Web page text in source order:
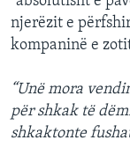
njerëzit e
kompaninë e
“Unë mora
për shkak të
shkaktonte